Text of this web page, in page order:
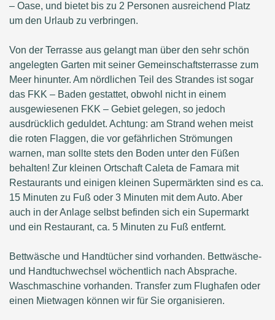
– Oase, und bietet bis zu 2 Personen ausreichend Platz
um den Urlaub zu verbringen.
Von der Terrasse aus gelangt man über den sehr schön
angelegten Garten mit seiner Gemeinschaftsterrasse zum
Meer hinunter. Am nördlichen Teil des Strandes ist sogar
das FKK – Baden gestattet, obwohl nicht in einem
ausgewiesenen FKK – Gebiet gelegen, so jedoch
ausdrücklich geduldet. Achtung: am Strand wehen meist
die roten Flaggen, die vor gefährlichen Strömungen
warnen, man sollte stets den Boden unter den Füßen
behalten! Zur kleinen Ortschaft Caleta de Famara mit
Restaurants und einigen kleinen Supermärkten sind es ca.
15 Minuten zu Fuß oder 3 Minuten mit dem Auto. Aber
auch in der Anlage selbst befinden sich ein Supermarkt
und ein Restaurant, ca. 5 Minuten zu Fuß entfernt.
Bettwäsche und Handtücher sind vorhanden. Bettwäsche-
und Handtuchwechsel wöchentlich nach Absprache.
Waschmaschine vorhanden. Transfer zum Flughafen oder
einen Mietwagen können wir für Sie organisieren.